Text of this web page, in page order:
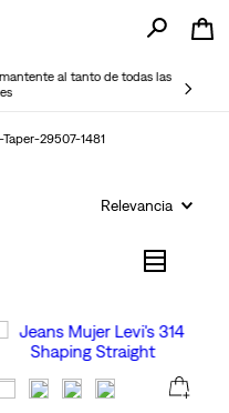
al tanto de todas las
29507-1481
Relevancia